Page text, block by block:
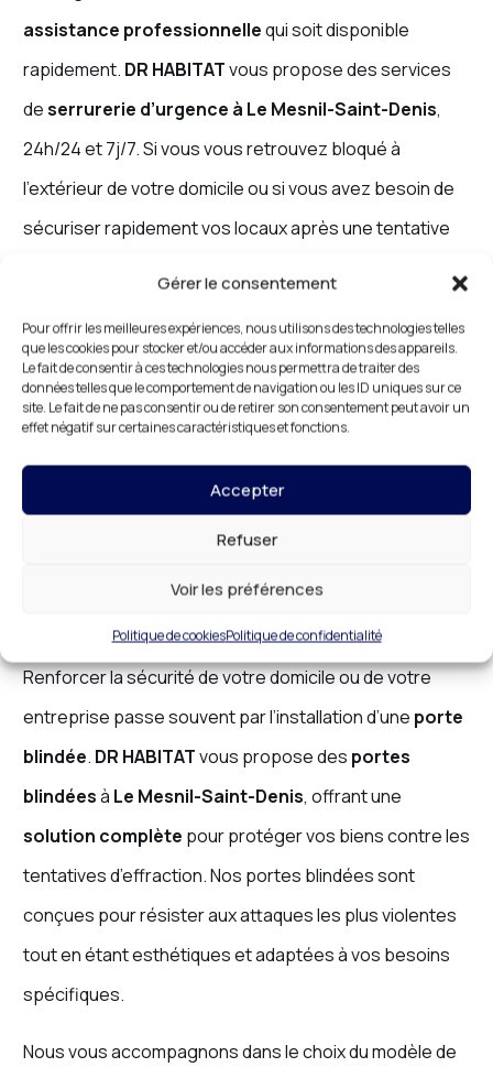
Gérer le consentement
Pour offrir les meilleures expériences, nous utilisons des technologies telles
que les cookies pour stocker et/ou accéder aux informations des appareils.
Le fait de consentir à ces technologies nous permettra de traiter des
données telles que le comportement de navigation ou les ID uniques sur ce
site. Le fait de ne pas consentir ou de retirer son consentement peut avoir un
effet négatif sur certaines caractéristiques et fonctions.
Accepter
Refuser
Voir les préférences
Politique de cookiesPolitique de confidentialité
assistance professionnellequi soit disponible
rapidement. DR HABITATvous propose des services
deserrurerie d’urgence à Le Mesnil-Saint-Denis,
24h/24 et 7j/7. Si vous vous retrouvez bloqué à
l’extérieur de votre domicile ou si vous avez besoin de
sécuriser rapidement vos locaux après une tentative
Nosserruriers d’urgencesont prêts à résoudre tous
les problèmes de serrurerie en un temps record. Nous
utilisons des outils de qualité et des méthodes
adaptées pour vous fournir une solution rapide et
sécurisée.
Porte Blindée à Le Mesnil-Saint-Denis :
Renforcer la sécurité de votre domicile ou de votre
entreprise passe souvent par l’installation d’une porte
blindée. DR HABITATvous propose des portes
blindéesà Le Mesnil-Saint-Denis, offrant une
solution complète pour protéger vos biens contre les
tentatives d’effraction. Nos portes blindées sont
conçues pour résister aux attaques les plus violentes
tout en étant esthétiques et adaptées à vos besoins
spécifiques.
Nous vous accompagnons dans le choix du modèle de